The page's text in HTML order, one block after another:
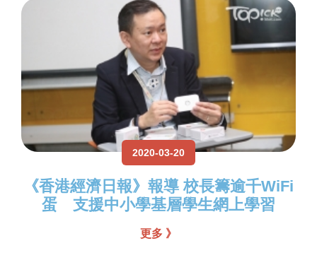
2020-03-20
《香港經濟日報》報導 校長籌逾千WiFi
蛋 支援中小學基層學生網上學習
更多 》